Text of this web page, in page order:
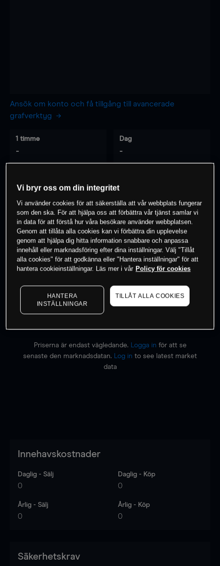
Ansök om konto och få tillgång till avancerade
grafverktyg
1 timme
-
Dag
-
- -
0% av kunderna har enposition i detta
instrument
Priserna är endast vägledande. Logga in för att se
senaste den marknadsdatan.
Log in to see latest market
data
Innehavskostnader
Daglig - Sälj
0
Daglig - Köp
0
Årlig - Sälj
0
Årlig - Köp
0
Säkerhetskrav
Vi bryr oss om din integritet
Vi använder cookies för att säkerställa att vår webbplats fungerar
som den ska. För att hjälpa oss att förbättra vår tjänst samlar vi
in data för att förstå hur våra besökare använder webbplatsen.
Genom att tillåta alla cookies kan vi förbättra din upplevelse
genom att hjälpa dig hitta information snabbare och anpassa
innehåll eller marknadsföring efter dina inställningar. Välj "Tillåt
alla cookies" för att godkänna eller "Hantera inställningar" för att
hantera cookieinställningar. Läs mer i vår Policy för cookies
HANTERA
INSTÄLLNINGAR
TILLÅT ALLA COOKIES